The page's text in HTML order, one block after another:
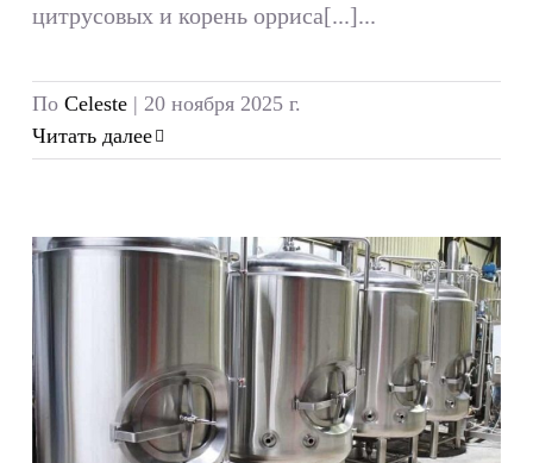
цитрусовых и корень орриса[...]...
ПоCeleste | 20 ноября 2025 г.
Читать далее